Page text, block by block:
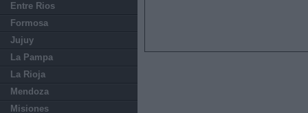
Entre Rios
Formosa
Jujuy
La Pampa
La Rioja
Mendoza
Misiones